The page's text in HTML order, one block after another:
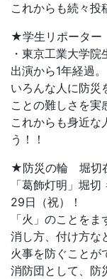
これからも続々投
★学生リポーター
・東京工業大学院
出演から1年経過。
いろんな人に防災
ことの難しさを実
これからも身近な
う！！
★防災の輪 堀切
「葛飾灯明」堀
29日（祝）！
「火」のことをま
消し方、付け方な
火事を防ぐことが
消防団として、防